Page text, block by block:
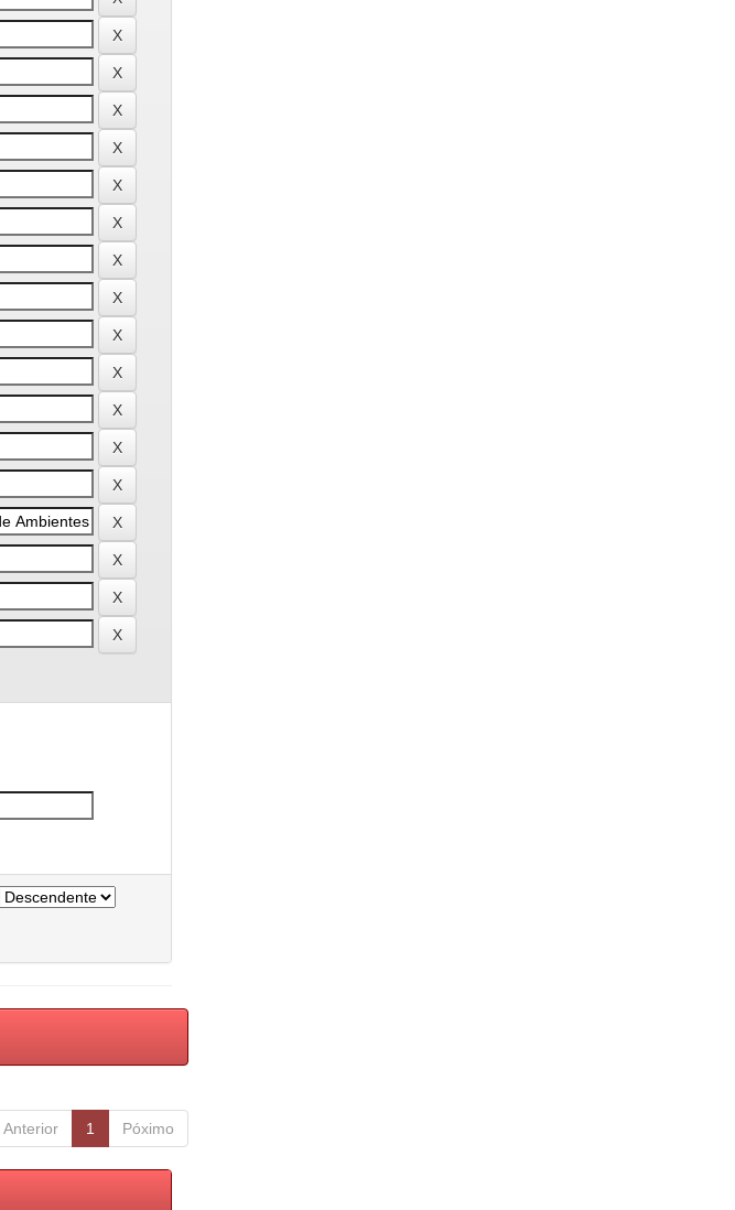
Anterior 1 Póximo